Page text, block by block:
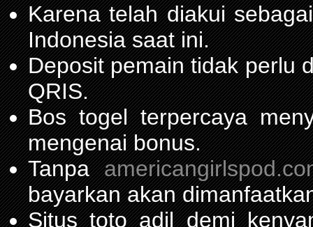
Karena telah diakui
Indonesia saat ini.
Deposit pemain tidak perlu
QRIS.
Bos togel terpercaya
mengenai bonus.
Tanpa
bayarkan akan
Situs toto adil demi